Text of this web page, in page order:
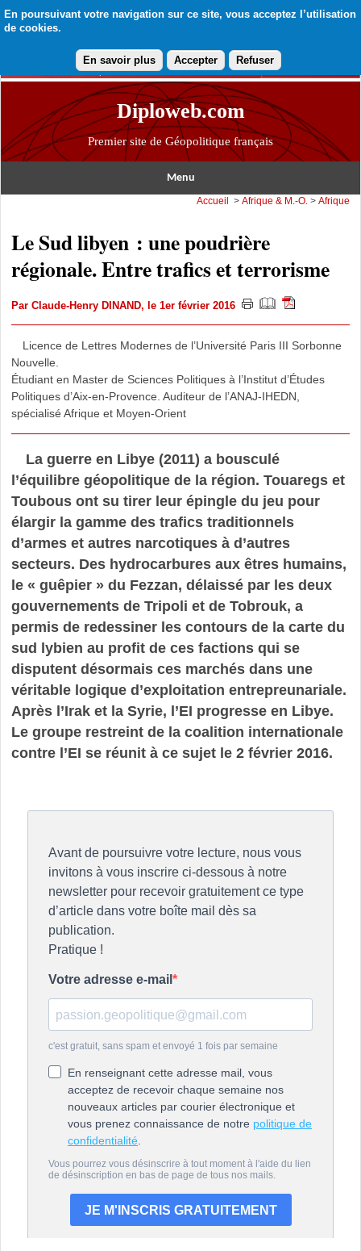
En poursuivant votre navigation sur ce site, vous acceptez l’utilisation
de cookies.
En savoir plus Accepter Refuser
Diploweb.com
Premier site de Géopolitique français
Menu
Accueil >Afrique & M.-O. >Afrique
Le Sud libyen : une poudrière
régionale. Entre trafics et terrorisme
Par Claude-Henry DINAND, le 1er février 2016
Licence de Lettres Modernes de l’Université Paris III Sorbonne
Nouvelle.
Étudiant en Master de Sciences Politiques à l’Institut d’Études
Politiques d’Aix-en-Provence. Auditeur de l’ANAJ-IHEDN,
spécialisé Afrique et Moyen-Orient
La guerre en Libye (2011) a bousculé
l’équilibre géopolitique de la région. Touaregs et
Toubous ont su tirer leur épingle du jeu pour
élargir la gamme des trafics traditionnels
d’armes et autres narcotiques à d’autres
secteurs. Des hydrocarbures aux êtres humains,
le « guêpier » du Fezzan, délaissé par les deux
gouvernements de Tripoli et de Tobrouk, a
permis de redessiner les contours de la carte du
sud lybien au profit de ces factions qui se
disputent désormais ces marchés dans une
véritable logique d’exploitation entrepreunariale.
Après l’Irak et la Syrie, l’EI progresse en Libye.
Le groupe restreint de la coalition internationale
contre l’EI se réunit à ce sujet le 2 février 2016.